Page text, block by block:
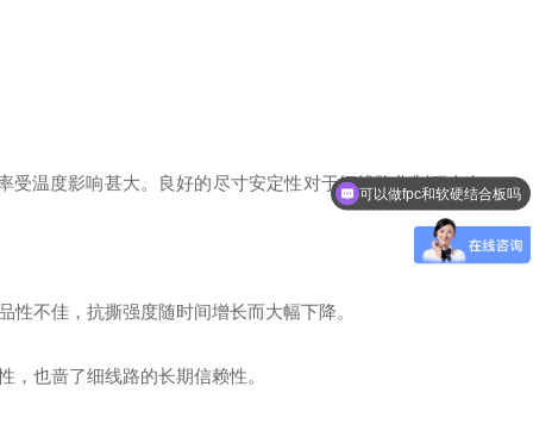
温度影响甚大。良好的尽寸安定性对于细线路化制程会有
不佳，抗撕强度随时间增长而大幅下降。
也啬了细线路的长期信赖性。
可以做fpc和软硬结合板吗